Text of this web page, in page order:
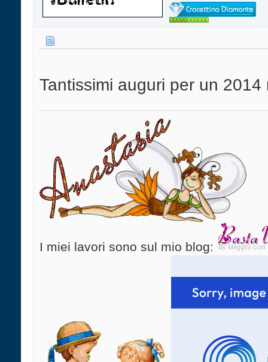
Tantissimi auguri per un
I miei lavori sono sul mio blog: